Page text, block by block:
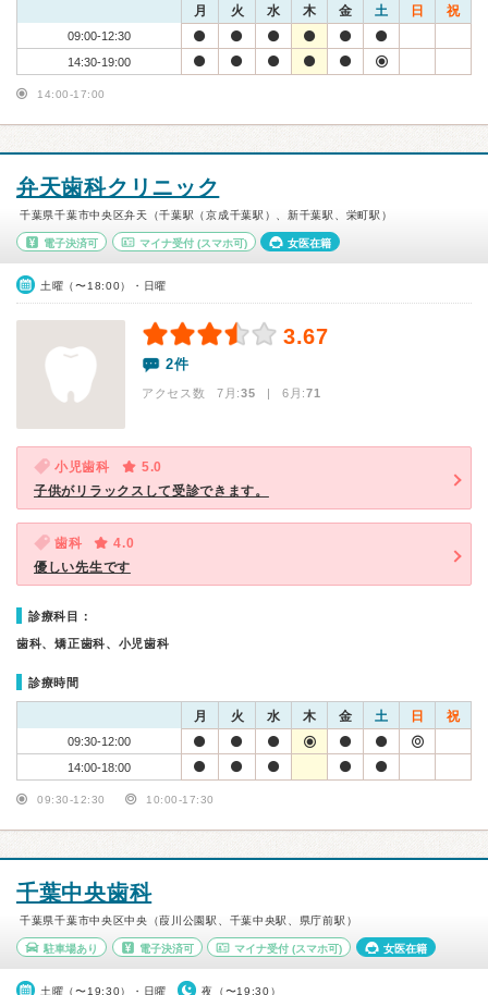
月 火 水 木 金 土 日 祝
09:00-12:30
14:30-19:00
14:00-17:00
弁天歯科クリニック
千葉県千葉市中央区弁天（千葉駅（京成千葉駅）、新千葉駅、栄町駅）
電子決済可 マイナ受付(スマホ可) 女医在籍
土曜（〜18:00）・日曜
3.67
2件
アクセス数 7月:35 | 6月:71
小児歯科
5.0
子供がリラックスして受診できます。
歯科
4.0
優しい先生です
診療科目：
歯科、矯正歯科、小児歯科
診療時間
月 火 水 木 金 土 日 祝
09:30-12:00
14:00-18:00
09:30-12:30 10:00-17:30
千葉中央歯科
千葉県千葉市中央区中央（葭川公園駅、千葉中央駅、県庁前駅）
駐車場あり 電子決済可 マイナ受付 (スマホ可) 女医在籍
土曜（〜19:30）・日曜 夜（〜19:30）